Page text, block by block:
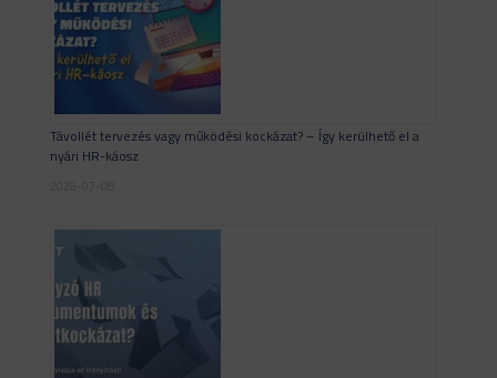
Távollét tervezés vagy működési kockázat? – Így kerülhető el a
nyári HR-káosz